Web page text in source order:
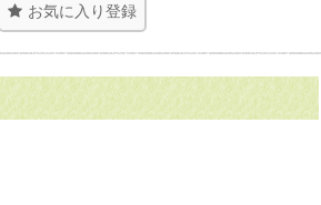
お気に入り登録